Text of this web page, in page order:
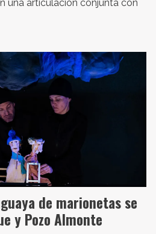
una articulación conjunta con
de marionetas se
y Pozo Almonte